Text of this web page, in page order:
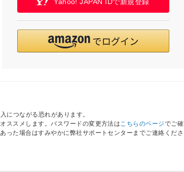
につながる恐れがあります。
ススメします。パスワードの変更方法はこちらのページでご確
った場合はすみやかに弊社サポートセンターまでご連絡くださ